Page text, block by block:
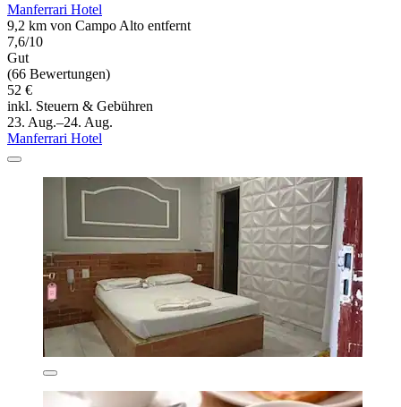
Manferrari Hotel
9,2 km von Campo Alto entfernt
7,6/10
Gut
(66 Bewertungen)
52 €
inkl. Steuern & Gebühren
23. Aug.–24. Aug.
Manferrari Hotel